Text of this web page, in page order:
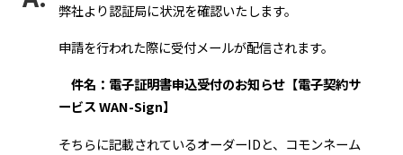
弊社より認証局に状況を確認いたします。
申請を行われた際に受付メールが配信されます。
件名：電子証明書申込受付のお知らせ【電子契約サ
ービス WAN-Sign】
そちらに記載されているオーダーIDと、コモンネーム